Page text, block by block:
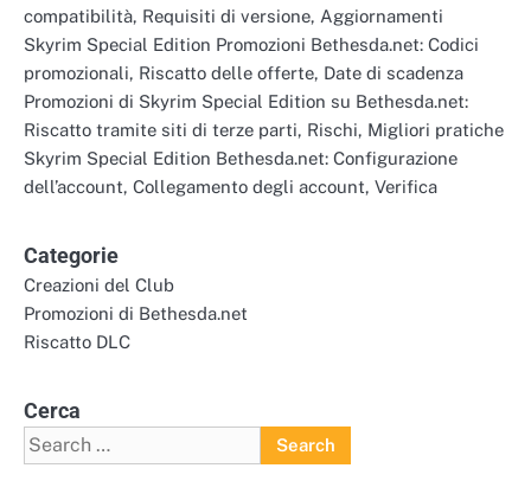
compatibilità, Requisiti di versione, Aggiornamenti
Skyrim Special Edition Promozioni Bethesda.net: Codici
promozionali, Riscatto delle offerte, Date di scadenza
Promozioni di Skyrim Special Edition su Bethesda.net:
Riscatto tramite siti di terze parti, Rischi, Migliori pratiche
Skyrim Special Edition Bethesda.net: Configurazione
dell’account, Collegamento degli account, Verifica
Categorie
Creazioni del Club
Promozioni di Bethesda.net
Riscatto DLC
Cerca
Search
for: